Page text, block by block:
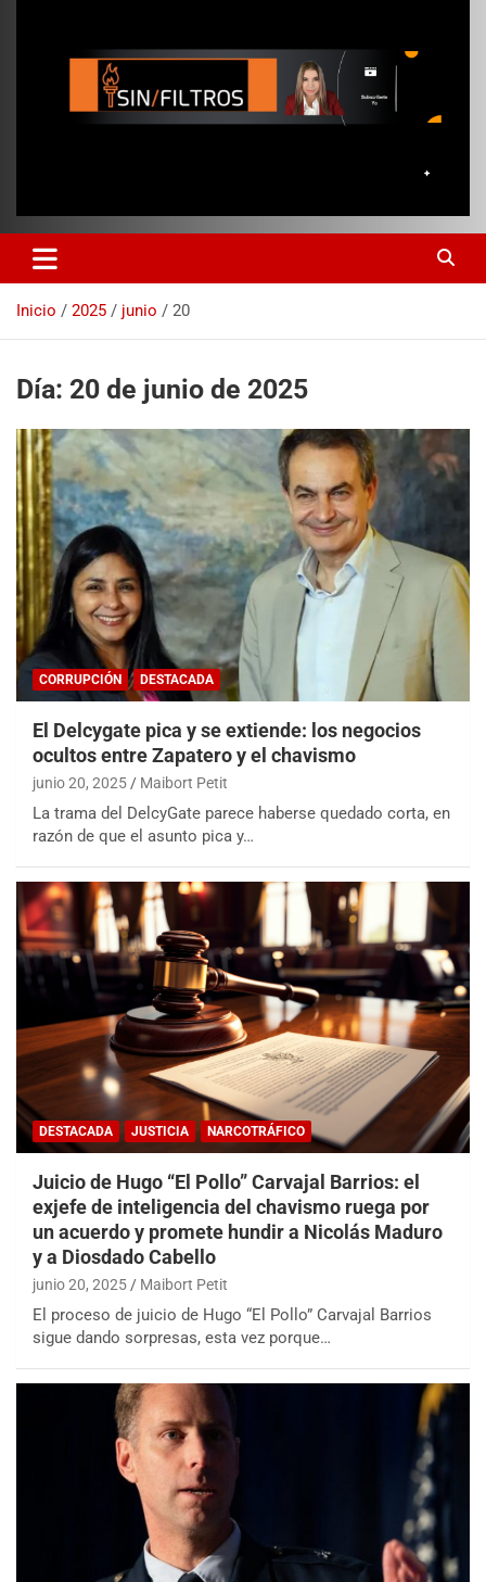
Inicio 2025 junio 20
Día: 20 de junio de 2025
CORRUPCIÓN DESTACADA
El Delcygate pica y se extiende: los negocios
ocultos entre Zapatero y el chavismo
junio 20, 2025 Maibort Petit
La trama del DelcyGate parece haberse quedado corta, en
razón de que el asunto pica y…
DESTACADA JUSTICIA NARCOTRÁFICO
Juicio de Hugo “El Pollo” Carvajal Barrios: el
exjefe de inteligencia del chavismo ruega por
un acuerdo y promete hundir a Nicolás Maduro
y a Diosdado Cabello
junio 20, 2025 Maibort Petit
El proceso de juicio de Hugo “El Pollo” Carvajal Barrios
sigue dando sorpresas, esta vez porque…